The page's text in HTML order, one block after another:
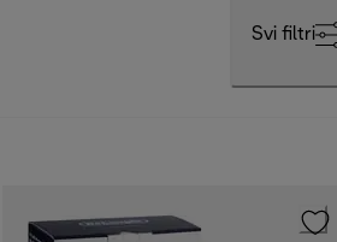
Svi filtri